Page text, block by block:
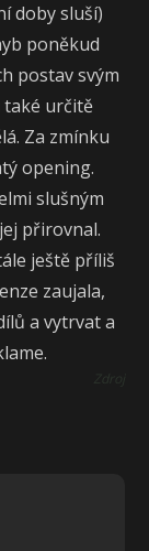
doby sluší)
poněkud
postav svým
také určitě
Za zmínku
opening.
slušným
přirovnal.
ještě příliš
zaujala,
a vytrvat a
Zdroj